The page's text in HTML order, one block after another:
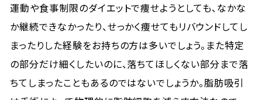
運動や食事制限のダイエットで痩せようとしても、なかな
か継続できなかったり、せっかく痩せてもリバウンドしてし
まったりした経験をお持ちの方は多いでしょう。また特定
の部分だけ細くしたいのに、落ちてほしくない部分まで落
ちてしまったこともあるのではないでしょうか。脂肪吸引